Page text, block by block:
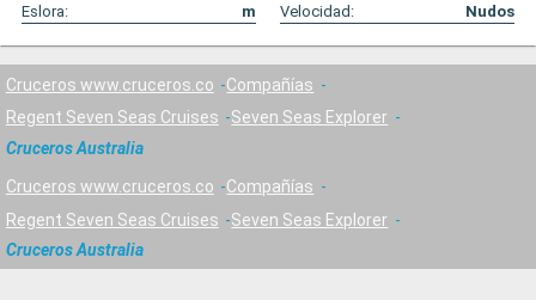
Eslora:
m Velocidad: Nudos
Cruceros www.cruceros.co
Compañías
Regent Seven Seas Cruises
Seven Seas Explorer
Cruceros Australia
Cruceros www.cruceros.co
Compañías
Regent Seven Seas Cruises
Seven Seas Explorer
Cruceros Australia